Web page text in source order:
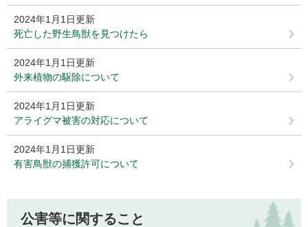
2024年1月1日更新
死亡した野生鳥獣を見つけたら
2024年1月1日更新
外来植物の駆除について
2024年1月1日更新
アライグマ被害の対応について
2024年1月1日更新
有害鳥獣の捕獲許可について
公害等に関すること